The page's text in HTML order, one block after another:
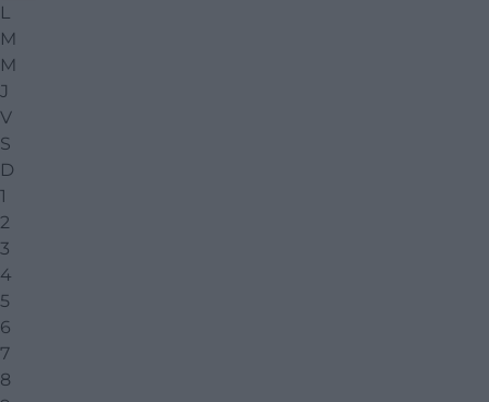
L
M
M
J
V
S
D
1
2
3
4
5
6
7
8